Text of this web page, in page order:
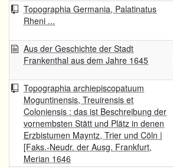
Topographia Germania, Palatinatus
Rheni ...
Aus der Geschichte der Stadt
Frankenthal aus dem Jahre 1645
Topographia archiepiscopatuum
Moguntinensis, Treuirensis et
Coloniensis : das ist Beschreibung der
vornembsten Stätt und Plätz in denen
Erzbistumen Mayntz, Trier und Cöln |
[Faks.-Neudr. der Ausg. Frankfurt,
Merian 1646